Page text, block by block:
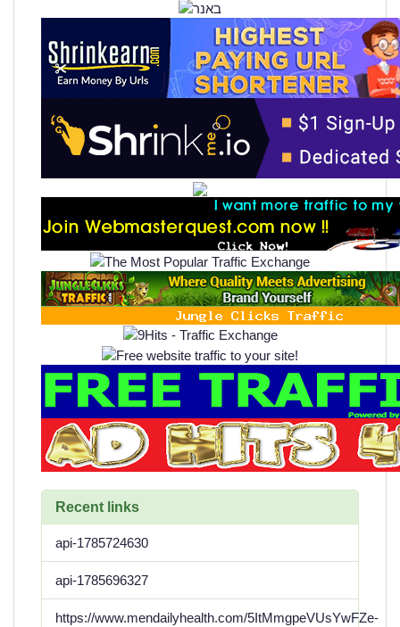
Recent links
api-1785724630
api-1785696327
https://www.mendailyhealth.com/5ItMmgpeVUsYwFZe-